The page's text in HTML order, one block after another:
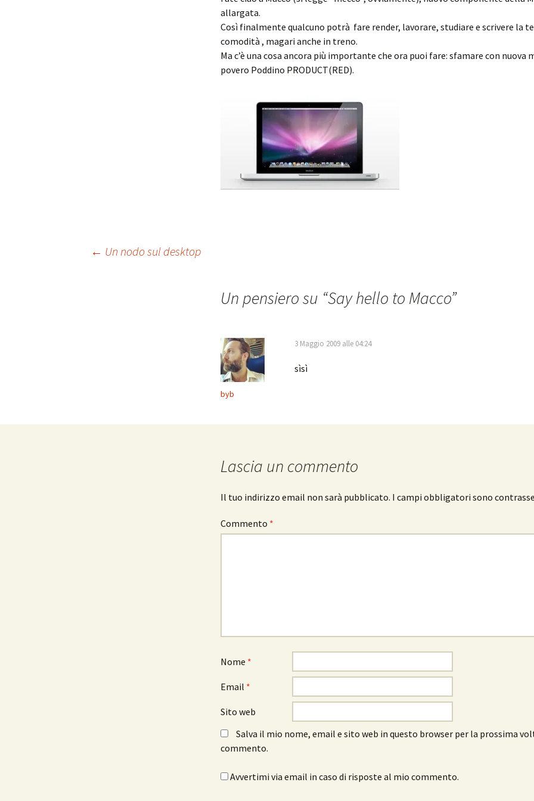
allargata.
Così finalmente qualcuno potrà fare render, lavorare, studiare e scrivere la
comodità , magari anche in treno.
Ma c’è una cosa ancora più importante che ora puoi fare: sfamare con nuova
povero Poddino PRODUCT(RED).
Navigazione
← Un nodo sul desktop
Un pensiero su “Say hello to Macco”
byb
3 Maggio 2009 alle 04:24
sìsì
Lascia un commento
Il tuo indirizzo email non sarà pubblicato. I campi obbligatori sono
Commento *
Nome *
Email *
Sito web
Salva il mio nome, email e sito web in questo browser per la prossima
commento.
Avvertimi via email in caso di risposte al mio commento.